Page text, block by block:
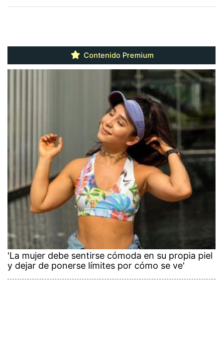
Contenido Premium
'La mujer debe sentirse cómoda en su propia piel
y dejar de ponerse límites por cómo se ve'